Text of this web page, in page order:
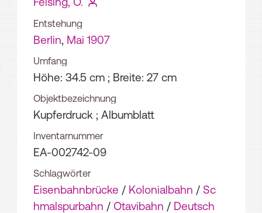
Entstehung
Berlin, Mai 1907
Umfang
Höhe: 34.5 cm ; Breite: 27 cm
Objektbezeichnung
Kupferdruck ; Albumblatt
Inventarnummer
EA-002742-09
Schlagwörter
Eisenbahnbrücke / Kolonialbahn / Sc
hmalspurbahn / Otavibahn / Deutsch